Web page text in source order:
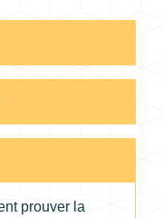
prouver la